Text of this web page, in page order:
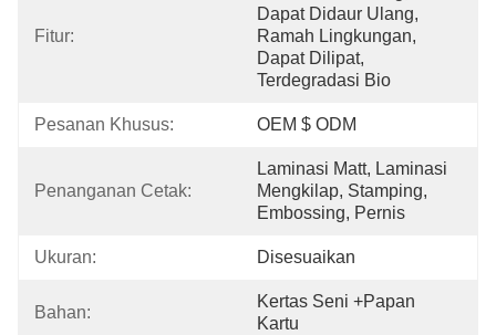
Fitur:
Dapat Didaur Ulang,
Ramah Lingkungan,
Dapat Dilipat,
Terdegradasi Bio
Pesanan Khusus: OEM $ ODM
Penanganan Cetak:
Laminasi Matt, Laminasi
Mengkilap, Stamping,
Embossing, Pernis
Ukuran: Disesuaikan
Bahan:
Kertas Seni +papan
Kartu